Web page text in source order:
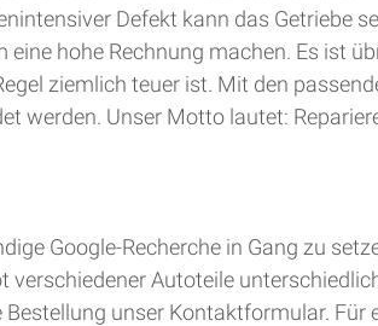
Defekt kann das Getriebe
eine hohe Rechnung machen. Es ist
ziemlich teuer ist. Mit den
werden. Unser Motto lautet:
Google-Recherche in Gang zu
verschiedener Autoteile
Bestellung unser Kontaktformular.